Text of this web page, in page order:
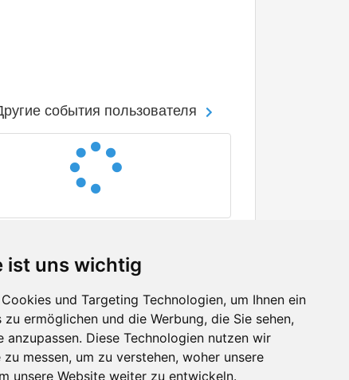
ist uns wichtig
und Targeting Technologien, um Ihnen ein
ermöglichen und die Werbung, die Sie sehen,
anzupassen. Diese Technologien nutzen wir
messen, um zu verstehen, woher unsere
unsere Website weiter zu entwickeln.
события пользователя
Facebook
Twitter
YouTube